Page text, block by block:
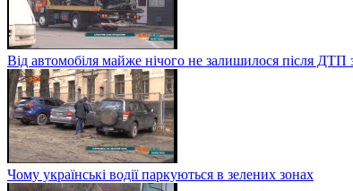
Від автомобіля майже нічого не залишилося після ДТП
Чому українські водії паркуються в зелених зонах